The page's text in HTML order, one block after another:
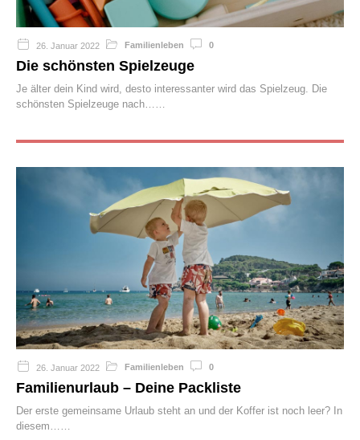
26. Januar 2022 Familienleben 0
Die schönsten Spielzeuge
Je älter dein Kind wird, desto interessanter wird das Spielzeug. Die
schönsten Spielzeuge nach…
26. Januar 2022 Familienleben 0
Familienurlaub – Deine Packliste
Der erste gemeinsame Urlaub steht an und der Koffer ist noch leer? In
diesem…